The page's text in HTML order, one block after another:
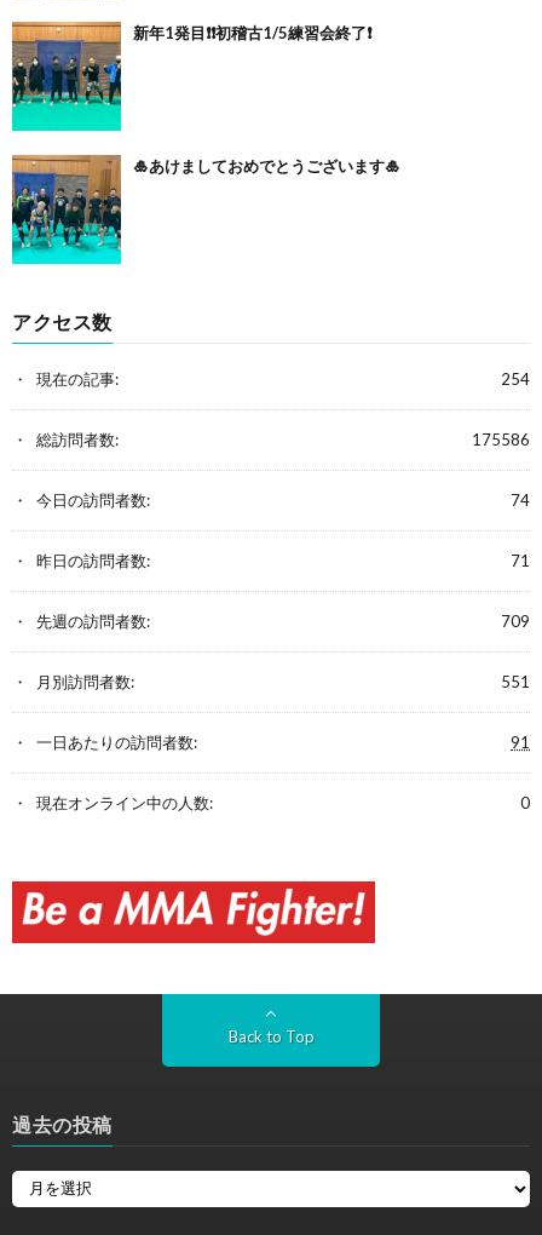
新年1発目❗️❗️初稽古1/5練習会終了❗️
🎍あけましておめでとうございます🎍
アクセス数
254
現在の記事:
175586
総訪問者数:
74
今日の訪問者数:
71
昨日の訪問者数:
709
先週の訪問者数:
551
月別訪問者数:
91
一日あたりの訪問者数:
0
現在オンライン中の人数:
Back to Top
過去の投稿